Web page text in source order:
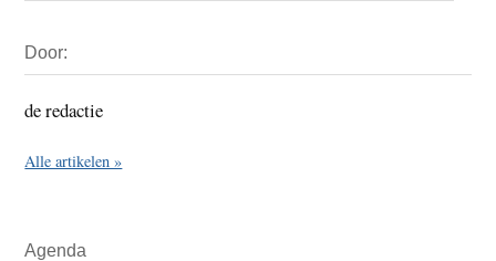
Sidebar
Door:
de redactie
Alle artikelen »
Agenda